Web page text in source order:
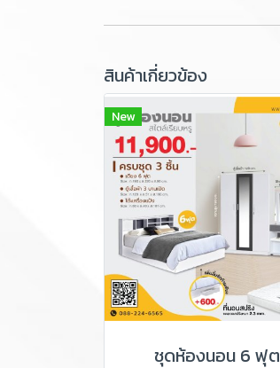
สินค้าเกี่ยวข้อง
New
ชุดห้องนอน 6 ฟุต